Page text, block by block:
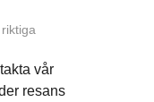
vår
resans